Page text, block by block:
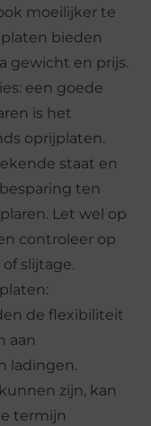
moeilijker te
bieden
gewicht en prijs.
een goede
is het
oprijplaten.
staat en
ten
Let wel op
controleer op
slijtage.
de flexibiliteit
aan
ladingen.
zijn, kan
termijn